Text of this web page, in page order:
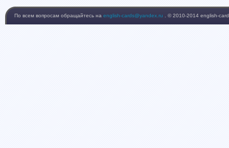
По всем вопросам обращайтесь на english-cards@yandex.ru . © 2010-2014 english-